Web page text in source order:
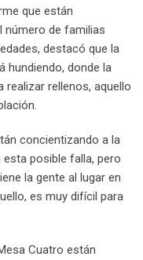
que están
número de familias
destacó que la
hundiendo, donde la
realizar rellenos, aquello
concientizando a la
posible falla, pero
la gente al lugar en
es muy difícil para
Cuatro están